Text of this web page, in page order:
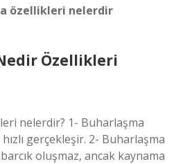
özellikleri nelerdir
Özellikleri
nelerdir? 1- Buharlaşma
gerçekleşir. 2- Buharlaşma
oluşmaz, ancak kaynama